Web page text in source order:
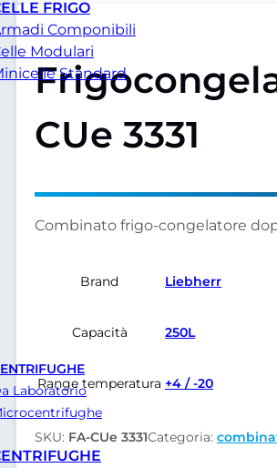
FRIGO
Componibili
Modulari
Standard
Laboratorio
CUe 3331
Combinato frigo-congelatore
Brand Liebherr
Capacità 250L
Range temperatura +4 / -20
SKU: FA-CUe 3331Categoria: